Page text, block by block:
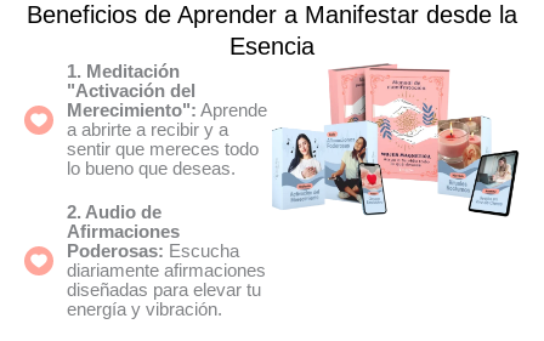
Beneficios de Aprender a Manifestar desde la
Esencia
1. Meditación
"Activación del
Merecimiento": Aprende
a abrirte a recibir y a
sentir que mereces todo
lo bueno que deseas.
2. Audio de
Afirmaciones
Poderosas: Escucha
diariamente afirmaciones
diseñadas para elevar tu
energía y vibración.